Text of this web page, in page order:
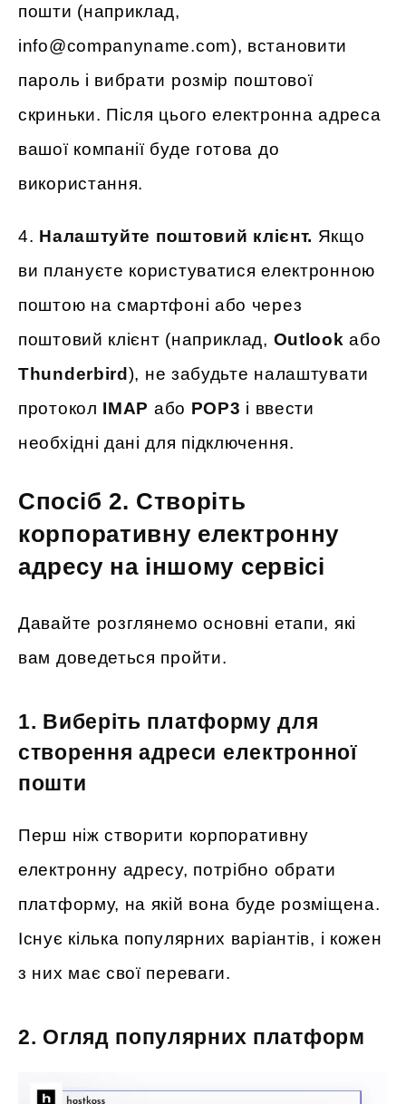
пошти (наприклад,
info@companyname.com), встановити
пароль і вибрати розмір поштової
скриньки. Після цього електронна адреса
вашої компанії буде готова до
використання.
4. Налаштуйте поштовий клієнт. Якщо
ви плануєте користуватися електронною
поштою на смартфоні або через
поштовий клієнт (наприклад, Outlookабо
Thunderbird ), не забудьте налаштувати
протокол IMAP або POP3 і ввести
необхідні дані для підключення.
Спосіб 2. Створіть
корпоративну електронну
адресу на іншому сервісі
Давайте розглянемо основні етапи, які
вам доведеться пройти.
1. Виберіть платформу для
створення адреси електронної
пошти
Перш ніж створити корпоративну
електронну адресу, потрібно обрати
платформу, на якій вона буде розміщена.
Існує кілька популярних варіантів, і кожен
з них має свої переваги.
2. Огляд популярних платформ